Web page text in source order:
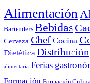
Alimentación
Bartenders Bebidas
Cerveza Chef Cocina
Dietética Distribución
alimentaria Ferias
Formación Formación